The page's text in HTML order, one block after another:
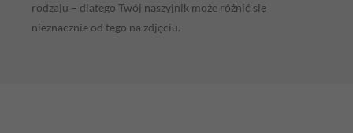
rodzaju – dlatego Twój naszyjnik może różnić się
nieznacznie od tego na zdjęciu.